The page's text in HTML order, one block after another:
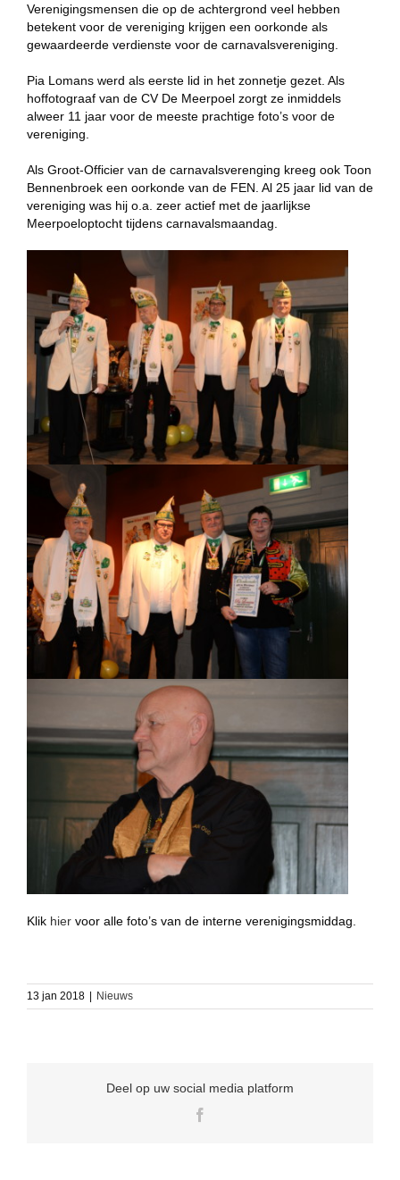
Verenigingsmensen die op de achtergrond veel hebben
betekent voor de vereniging krijgen een oorkonde als
gewaardeerde verdienste voor de carnavalsvereniging.
Pia Lomans werd als eerste lid in het zonnetje gezet. Als
hoffotograaf van de CV De Meerpoel zorgt ze inmiddels
alweer 11 jaar voor de meeste prachtige foto’s voor de
vereniging.
Als Groot-Officier van de carnavalsverenging kreeg ook Toon
Bennenbroek een oorkonde van de FEN. Al 25 jaar lid van de
vereniging was hij o.a. zeer actief met de jaarlijkse
Meerpoeloptocht tijdens carnavalsmaandag.
Klik hier voor alle foto’s van de interne verenigingsmiddag.
13 jan 2018 | Nieuws
Deel op uw social media platform